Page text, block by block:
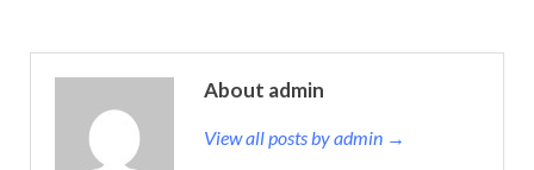
About admin
View all posts by admin →